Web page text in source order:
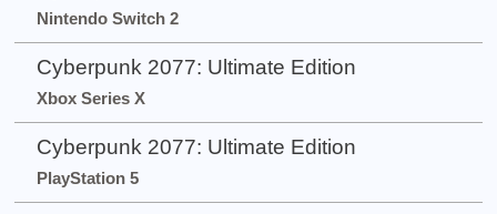
Nintendo Switch 2
Cyberpunk 2077: Ultimate Edition
Xbox Series X
Cyberpunk 2077: Ultimate Edition
PlayStation 5